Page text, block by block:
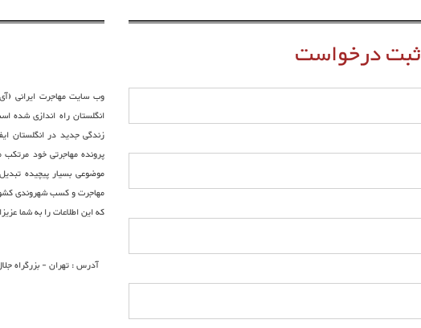
وب سایت مهاجرت ایرانی (آی
انگلستان راه اندازی
زندگی جدید در انگلستان
پرونده مهاجرتی خود مرتکب
موضوعی بسیار پیچیده
مهاجرت و کسب شهروندی
که این اطلاعات را به شما
ثبت درخواست